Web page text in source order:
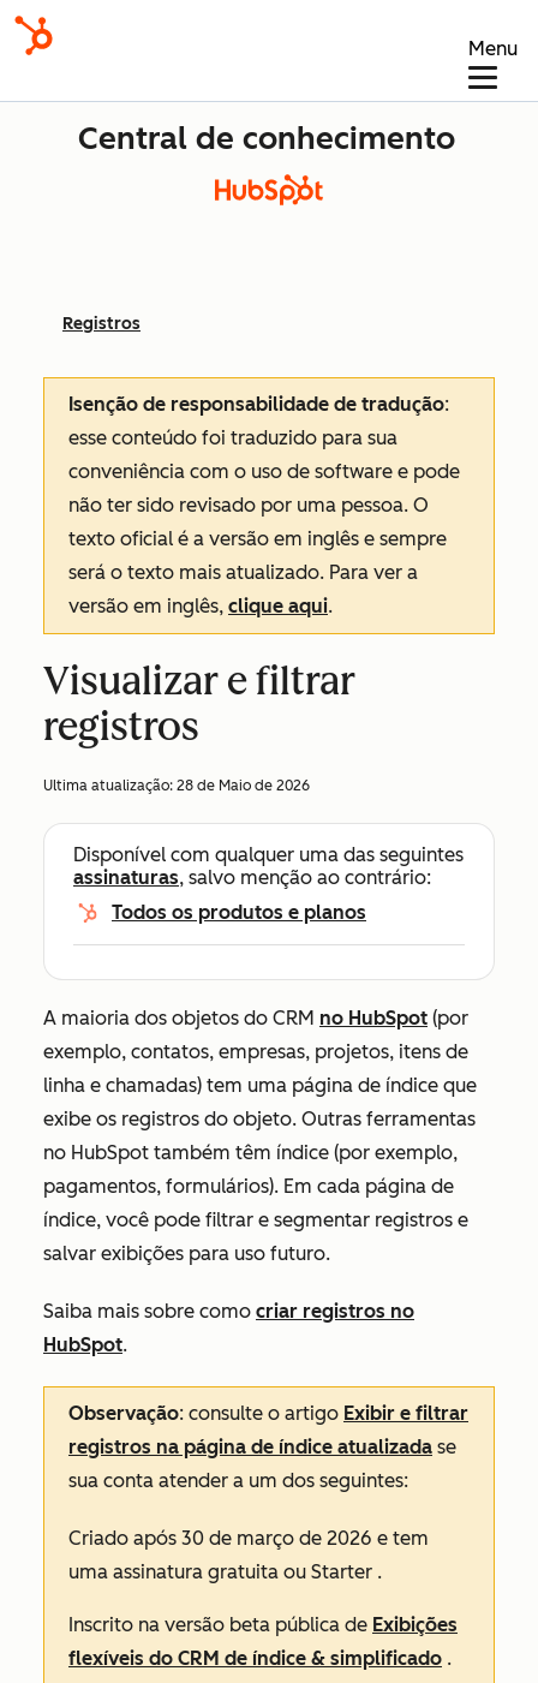
Menu
Central de conhecimento
Registros
Isenção de responsabilidade de tradução:
esse conteúdo foi traduzido para sua
conveniência com o uso de software e pode
não ter sido revisado por uma pessoa. O
texto oficial é a versão em inglês e sempre
será o texto mais atualizado. Para ver a
versão em inglês, clique aqui.
Visualizar e filtrar
registros
Ultima atualização: 28 de Maio de 2026
Disponível com qualquer uma das seguintes
assinaturas, salvo menção ao contrário:
Todos os produtos e planos
A maioria dos objetos do CRM no HubSpot (por
exemplo, contatos, empresas, projetos, itens de
linha e chamadas) tem uma página de índice que
exibe os registros do objeto. Outras ferramentas
no HubSpot também têm índice (por exemplo,
pagamentos, formulários). Em cada página de
índice, você pode filtrar e segmentar registros e
salvar exibições para uso futuro.
Saiba mais sobre como criar registros no
HubSpot.
Observação: consulte o artigo Exibir e filtrar
registros na página de índice atualizada se
sua conta atender a um dos seguintes:
Criado após 30 de março de 2026 e tem
uma assinatura gratuita ou Starter .
Inscrito na versão beta pública de Exibições
flexíveis do CRM de índice & simplificado .